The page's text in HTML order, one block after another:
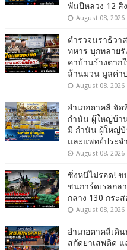
พันปีหลวง 12 สิ
August 08, 2026
ตำรวจนราธิวา
ทหาร บุกทลาย
คาบ้านร้างตาก
ล้านมวน มูลค่า
August 08, 2026
อำเภอตาคลี จั
กำนัน ผู้ใหญ่บ้า
มี กำนัน ผู้ใหญ่
และแพทย์ประจ
August 08, 2026
ซิ่งหนีไม่รอด! ข
ชนการ์ดเรลกล
กลาง 130 กระ
August 08, 2026
อำเภอตาคลีเดิ
สกัดยาเสพติด